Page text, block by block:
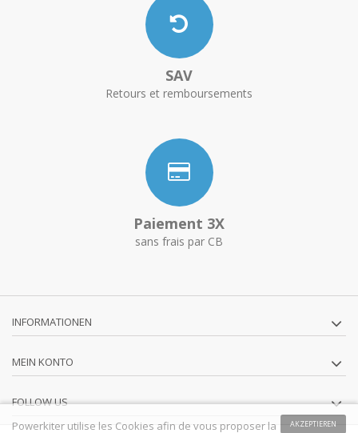
SAV
Retours et remboursements
Paiement 3X
sans frais par CB
INFORMATIONEN
MEIN KONTO
FOLLOW US
AKZEPTIEREN
Powerkiter utilise les Cookies afin de vous proposer la